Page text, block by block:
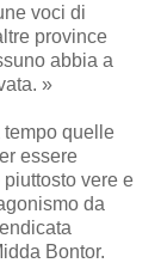
voci di
province
abbia a
»
tempo quelle
essere
vere e
da
Bontor.